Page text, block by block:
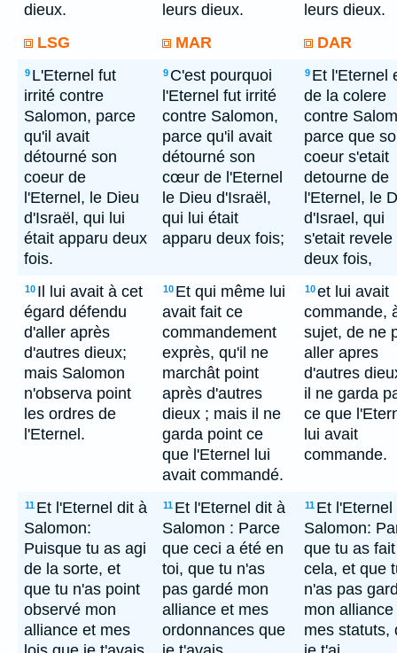
dieux.
leurs dieux.
leurs dieux.
LSG
MAR DAR
9 L'Eternel fut
irrité contre
Salomon, parce
qu'il avait
détourné son
coeur de
l'Eternel, le Dieu
d'Israël, qui lui
était apparu deux
fois.
9 C'est pourquoi
l'Eternel fut irrité
contre Salomon,
parce qu'il avait
détourné son
cœur de l'Eternel
le Dieu d'Israël,
qui lui était
apparu deux fois;
9 Et l'Eternel
de la colere
contre
parce que
coeur s'etait
detourne de
l'Eternel, le
d'Israel, qui
s'etait revele
deux fois,
10 Il lui avait à cet
égard défendu
d'aller après
d'autres dieux;
mais Salomon
n'observa point
les ordres de
l'Eternel.
10 Et qui même lui
avait fait ce
commandement
exprès, qu'il ne
marchât point
après d'autres
dieux ; mais il ne
garda point ce
que l'Eternel lui
avait commandé.
10et lui avait
commande,
sujet, de ne
aller apres
d'autres
il ne garda
ce que
lui avait
commande.
11 Et l'Eternel dit à
Salomon:
Puisque tu as agi
de la sorte, et
que tu n'as point
observé mon
alliance et mes
11 Et l'Eternel dit à
Salomon : Parce
que ceci a été en
toi, que tu n'as
pas gardé mon
alliance et mes
ordonnances que
11 Et l'Eternel
Salomon:
que tu as fait
cela, et que
n'as pas
mon alliance
mes statuts,